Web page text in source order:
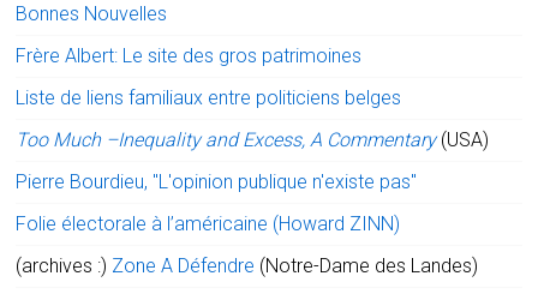
Bonnes Nouvelles
Frère Albert: Le site des gros patrimoines
Liste de liens familiaux entre politiciens belges
Too Much –Inequality and Excess, A Commentary (USA)
Pierre Bourdieu, "L'opinion publique n'existe pas"
Folie électorale à l’américaine (Howard ZINN)
(archives :) Zone A Défendre (Notre-Dame des Landes)